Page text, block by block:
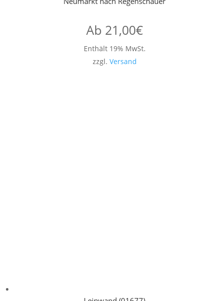
Ab 21,00€
Enthält 19% MwSt.
zzgl. Versand